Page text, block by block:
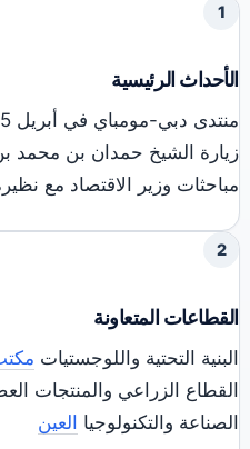
1
الأحداث الرئيسية
منتدى دبي-مومباي في أبريل 2025
زيارة الشيخ حمدان بن محمد
مباحثات وزير الاقتصاد مع
2
القطاعات المتعاونة
البنية التحتية واللوجستيات
القطاع الزراعي والمنتجات
الصناعة والتكنولوجيا العين